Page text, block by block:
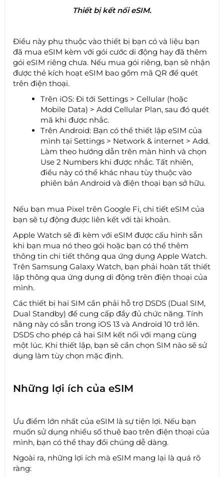
Thiết bị kết nối eSIM.
Điều này phụ thuộc vào thiết bị bạn có và liệu bạn
đã mua eSIM kèm với gói cước di động hay đã thêm
gói eSIM riêng chưa. Nếu mua gói riêng, bạn sẽ nhận
được thẻ kích hoạt eSIM bao gồm mã QR để quét
trên điện thoại.
Trên iOS: Đi tới Settings > Cellular (hoặc
Mobile Data) > Add Cellular Plan, sau đó quét
mã khi được nhắc.
Trên Android: Bạn có thể thiết lập eSIM của
mình tại Settings > Network & internet > Add.
Làm theo hướng dẫn trên màn hình và chọn
Use 2 Numbers khi được nhắc. Tất nhiên,
điều này có thể khác nhau tùy thuộc vào
phiên bản Android và điện thoại bạn sở hữu.
Nếu bạn mua Pixel trên Google Fi, chi tiết eSIM của
bạn sẽ tự động được liên kết với tài khoản.
Apple Watch sẽ đi kèm với eSIM được cấu hình sẵn
khi bạn mua nó theo gói hoặc bạn có thể thêm
thông tin chi tiết thông qua ứng dụng Apple Watch.
Trên Samsung Galaxy Watch, bạn phải hoàn tất thiết
lập thông qua ứng dụng di động trên điện thoại của
mình.
Các thiết bị hai SIM cần phải hỗ trợ DSDS (Dual SIM,
Dual Standby) để cung cấp đầy đủ chức năng. Tính
năng này có sẵn trong iOS 13 và Android 10 trở lên.
DSDS cho phép cả hai SIM kết nối với mạng cùng
một lúc. Khi thiết lập, bạn sẽ cần chọn SIM nào sẽ sử
dụng làm tùy chọn mặc định.
Những lợi ích của eSIM
Ưu điểm lớn nhất của eSIM là sự tiện lợi. Nếu bạn
muốn sử dụng nhiều số thuê bao trên điện thoại của
mình, bạn có thể thay đổi chúng dễ dàng.
Ngoài ra, những lợi ích mà eSIM mang lại là quá rõ
ràng: